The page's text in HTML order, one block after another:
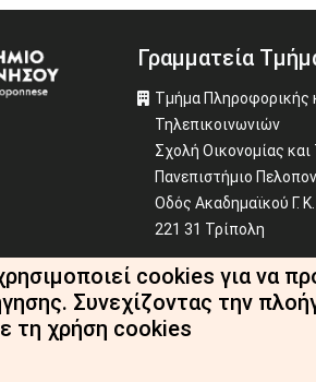
Γραμματεία
Τμήμα Πληροφορικής
Τηλεπικοινωνιών
Σχολή Οικονομίας και
Πανεπιστήμιο
Οδός Ακαδημαϊκού Γ.
221 31 Τρίπολη
+30 2710 372 293
dit-secr@uop.gr
cookies για να
Συνεχίζοντας την
τη χρήση cookies